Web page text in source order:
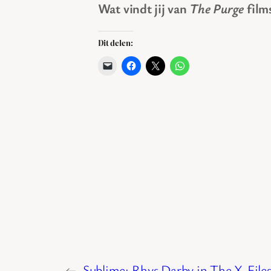
Wat vindt jij van The Purge
Dit delen: